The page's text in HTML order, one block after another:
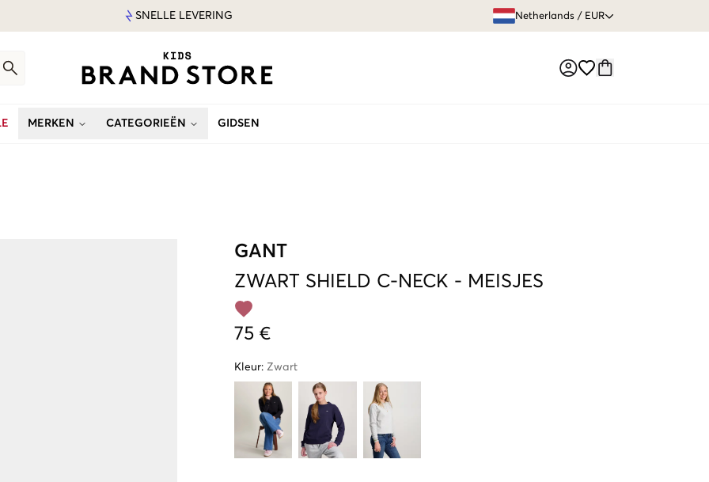
SNELLE LEVERING Netherlands / EUR
MERKEN CATEGORIEËN GIDSEN
GANT
ZWART SHIELD C-NECK - MEISJES
75 €
Kleur: Zwart